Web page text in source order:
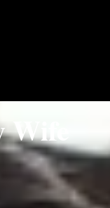
Wife